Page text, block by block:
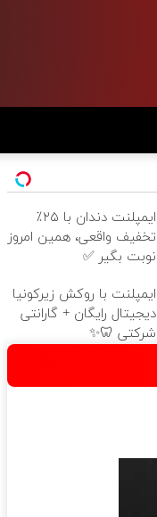
ایمپلنت دندان با ۲۵٪
تخفیف واقعی، همین امروز
نوبت بگیر ✅
ایمپلنت با روکش زیرکونیا
دیجیتال رایگان + گارانتی
شرکتی 🦷✨